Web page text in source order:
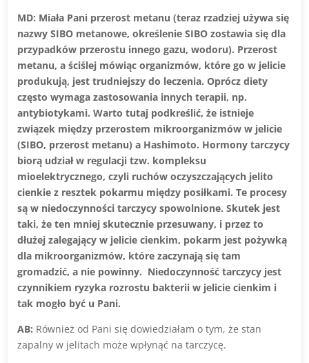
MD: Miała Pani przerost metanu (teraz rzadziej używa się
nazwy SIBO metanowe, określenie SIBO zostawia się dla
przypadków przerostu innego gazu, wodoru). Przerost
metanu, a ściślej mówiąc organizmów, które go w jelicie
produkują, jest trudniejszy do leczenia. Oprócz diety
często wymaga zastosowania innych terapii, np.
antybiotykami. Warto tutaj podkreślić, że istnieje
związek między przerostem mikroorganizmów w jelicie
(SIBO, przerost metanu) a Hashimoto. Hormony tarczycy
biorą udział w regulacji tzw. kompleksu
mioelektrycznego, czyli ruchów oczyszczających jelito
cienkie z resztek pokarmu między posiłkami. Te procesy
są w niedoczynności tarczycy spowolnione. Skutek jest
taki, że ten mniej skutecznie przesuwany, i przez to
dłużej zalegający w jelicie cienkim, pokarm jest pożywką
dla mikroorganizmów, które zaczynają się tam
gromadzić, a nie powinny. Niedoczynność tarczycy jest
czynnikiem ryzyka rozrostu bakterii w jelicie cienkim i
tak mogło być u Pani.
AB: Również od Pani się dowiedziałam o tym, że stan
zapalny w jelitach może wpłynąć na tarczycę.